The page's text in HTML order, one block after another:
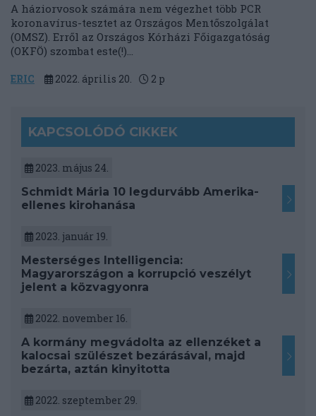
A háziorvosok számára nem végezhet több PCR
koronavírus-tesztet az Országos Mentőszolgálat
(OMSZ). Erről az Országos Kórházi Főigazgatóság
(OKFÖ) szombat este(!)...
ERIC 2022. április 20. 2 p
KAPCSOLÓDÓ CIKKEK
2023. május 24.
Schmidt Mária 10 legdurvább Amerika-
ellenes kirohanása
2023. január 19.
Mesterséges Intelligencia:
Magyarországon a korrupció veszélyt
jelent a közvagyonra
2022. november 16.
A kormány megvádolta az ellenzéket a
kalocsai szülészet bezárásával, majd
bezárta, aztán kinyitotta
2022. szeptember 29.